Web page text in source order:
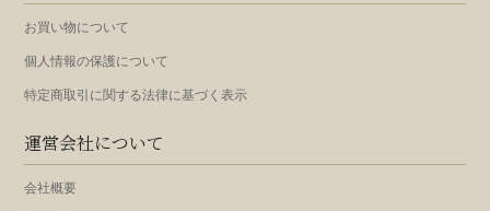
お買い物について
個人情報の保護について
特定商取引に関する法律に基づく表示
運営会社について
会社概要